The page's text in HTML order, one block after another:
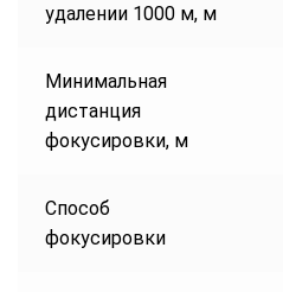
удалении 1000 м, м
Минимальная
дистанция
фокусировки, м
Способ
фокусировки